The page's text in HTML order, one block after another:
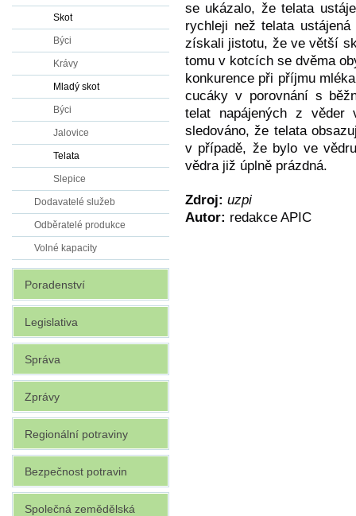
se ukázalo, že telata
rychleji než telata
získali jistotu, že ve větší
tomu v kotcích se dvěma
konkurence při příjmu
cucáky v porovnání s
telat napájených z věder
sledováno, že telata
v případě, že bylo ve
vědra již úplně prázdná.
Zdroj: uzpi
Autor: redakce APIC
Skot
Býci
Krávy
Mladý skot
Býci
Jalovice
Telata
Slepice
Dodavatelé služeb
Odběratelé produkce
Volné kapacity
Poradenství
Legislativa
Správa
Zprávy
Regionální potraviny
Bezpečnost potravin
Společná zemědělská